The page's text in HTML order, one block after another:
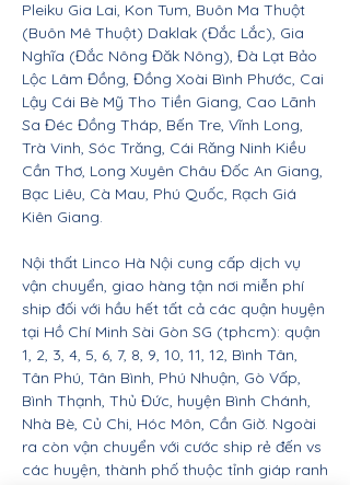
Pleiku Gia Lai, Kon Tum, Buôn Ma Thuột
(Buôn Mê Thuột) Daklak (Đắc Lắc), Gia
Nghĩa (Đắc Nông Đăk Nông), Đà Lạt Bảo
Lộc Lâm Đồng, Đồng Xoài Bình Phước, Cai
Lậy Cái Bè Mỹ Tho Tiền Giang, Cao Lãnh
Sa Đéc Đồng Tháp, Bến Tre, Vĩnh Long,
Trà Vinh, Sóc Trăng, Cái Răng Ninh Kiều
Cần Thơ, Long Xuyên Châu Đốc An Giang,
Bạc Liêu, Cà Mau, Phú Quốc, Rạch Giá
Kiên Giang.
Nội thất Linco Hà Nội cung cấp dịch vụ
vận chuyển, giao hàng tận nơi miễn phí
ship đối với hầu hết tất cả các quận huyện
tại Hồ Chí Minh Sài Gòn SG (tphcm): quận
1, 2, 3, 4, 5, 6, 7, 8, 9, 10, 11, 12, Bình Tân,
Tân Phú, Tân Bình, Phú Nhuận, Gò Vấp,
Bình Thạnh, Thủ Đức, huyện Bình Chánh,
Nhà Bè, Củ Chi, Hóc Môn, Cần Giờ. Ngoài
ra còn vận chuyển với cước ship rẻ đến vs
các huyện, thành phố thuộc tỉnh giáp ranh